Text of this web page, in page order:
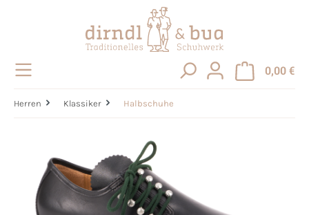
0,00 €
Herren Klassiker Halbschuhe
Bildergalerie überspringen